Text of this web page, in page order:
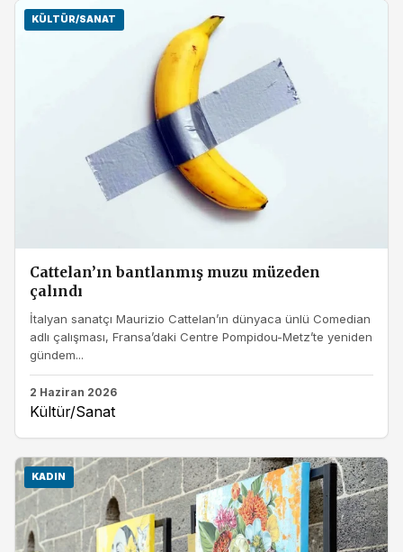
KÜLTÜR/SANAT
Cattelan’ın bantlanmış muzu müzeden
çalındı
İtalyan sanatçı Maurizio Cattelan’ın dünyaca ünlü Comedian
adlı çalışması, Fransa’daki Centre Pompidou-Metz’te yeniden
gündem...
2 Haziran 2026
Kültür/Sanat
KADIN